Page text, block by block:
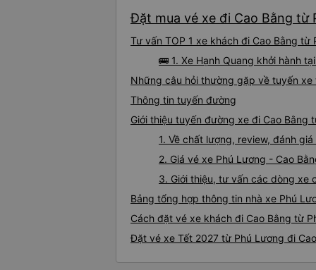
Đặt mua vé xe đi Cao Bằng từ
Tư vấn TOP 1 xe khách đi Cao Bằng
🚌 1. Xe Hạnh Quang khởi hành
Những câu hỏi thường gặp về tuyến xe
Thông tin tuyến đường
Giới thiệu tuyến đường xe đi Cao Bằng
1. Về chất lượng, review, đánh
2. Giá vé xe Phú Lương - Cao
3. Giới thiệu, tư vấn các dòng xe
Bảng tổng hợp thông tin nhà xe Phú
Cách đặt vé xe khách đi Cao Bằng từ
Đặt vé xe Tết 2027 từ Phú Lương đi